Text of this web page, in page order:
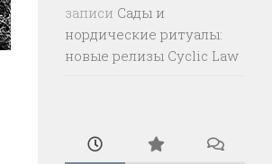
записи Сады и
нордические ритуалы:
новые релизы Cyclic Law